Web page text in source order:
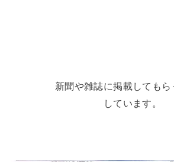
新聞や雑誌に掲載してもら
しています。